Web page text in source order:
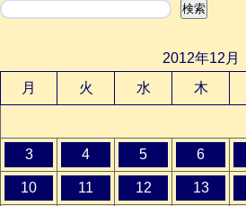
検索 検索
2012年12月
月
火 水 木
3 4 5 6
10 11 12 13